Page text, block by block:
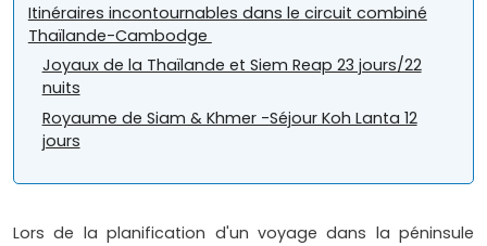
Itinéraires incontournables dans le circuit combiné
Thaïlande-Cambodge
Joyaux de la Thaïlande et Siem Reap 23 jours/22
nuits
Royaume de Siam & Khmer -Séjour Koh Lanta 12
jours
Lors de la planification d'un voyage dans la péninsule